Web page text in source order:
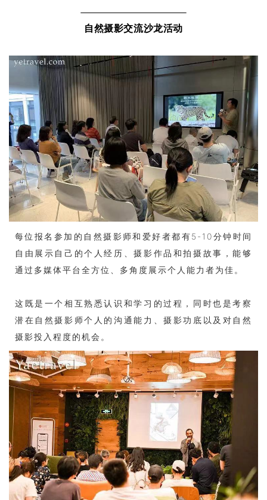
自然摄影交流沙龙活动
每位报名参加的自然摄影师和爱好者都有5-10分钟时间
自由展示自己的个人经历、摄影作品和拍摄故事，能够
通过多媒体平台全方位、多角度展示个人能力者为佳。
这既是一个相互熟悉认识和学习的过程，同时也是考察
潜在自然摄影师个人的沟通能力、摄影功底以及对自然
摄影投入程度的机会。